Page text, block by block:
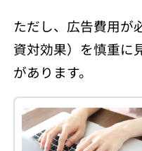
ただし、広告費用が
資対効果）を慎重に
があります。